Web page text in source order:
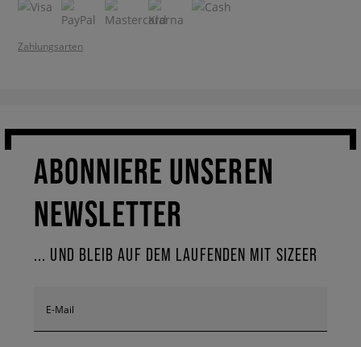
Zahlungsarten
ABONNIERE UNSEREN
NEWSLETTER
... UND BLEIB AUF DEM LAUFENDEN MIT SIZEER
E-Mail